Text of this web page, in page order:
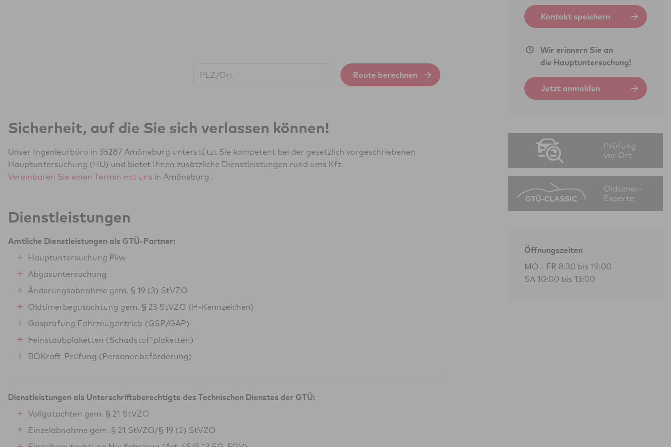
Route berechnen
Sicherheit, auf die Sie sich verlassen können!
Unser Ingenieurbüro in 35287 Amöneburg unterstützt Sie kompetent bei der gesetzlich vorgeschriebenen
Hauptuntersuchung (HU) und bietet Ihnen zusätzliche Dienstleistungen rund ums Kfz.
Vereinbaren Sie einen Termin mit uns in Amöneburg .
Dienstleistungen
Amtliche Dienstleistungen als GTÜ-Partner:
Hauptuntersuchung Pkw
Abgasuntersuchung
Änderungsabnahme gem. § 19 (3) StVZO
Oldtimerbegutachtung gem. § 23 StVZO (H-Kennzeichen)
Gasprüfung Fahrzeugantrieb (GSP/GAP)
Feinstaubplaketten (Schadstoffplaketten)
BOKraft-Prüfung (Personenbeförderung)
Dienstleistungen als Unterschriftsberechtigte des Technischen Dienstes der GTÜ:
Vollgutachten gem. § 21 StVZO
Einzelabnahme gem. § 21 StVZO/§ 19 (2) StVZO
Kontakt speichern
Wir erinnern Sie an
die Hauptuntersuchung!
Jetzt anmelden
Prüfung
vor Ort
Oldtimer-
Experte
Öffnungszeiten
MO - FR 8:30 bis 19:00
SA 10:00 bis 13:00